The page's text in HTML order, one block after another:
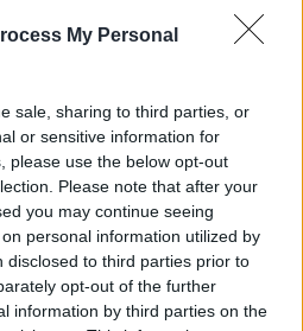
My Personal
sale, sharing to third parties, or
or sensitive information for
please use the below opt-out
Please note that after your
you may continue seeing
personal information utilized by
disclosed to third parties prior to
opt-out of the further
information by third parties on the
la
CaixaBank